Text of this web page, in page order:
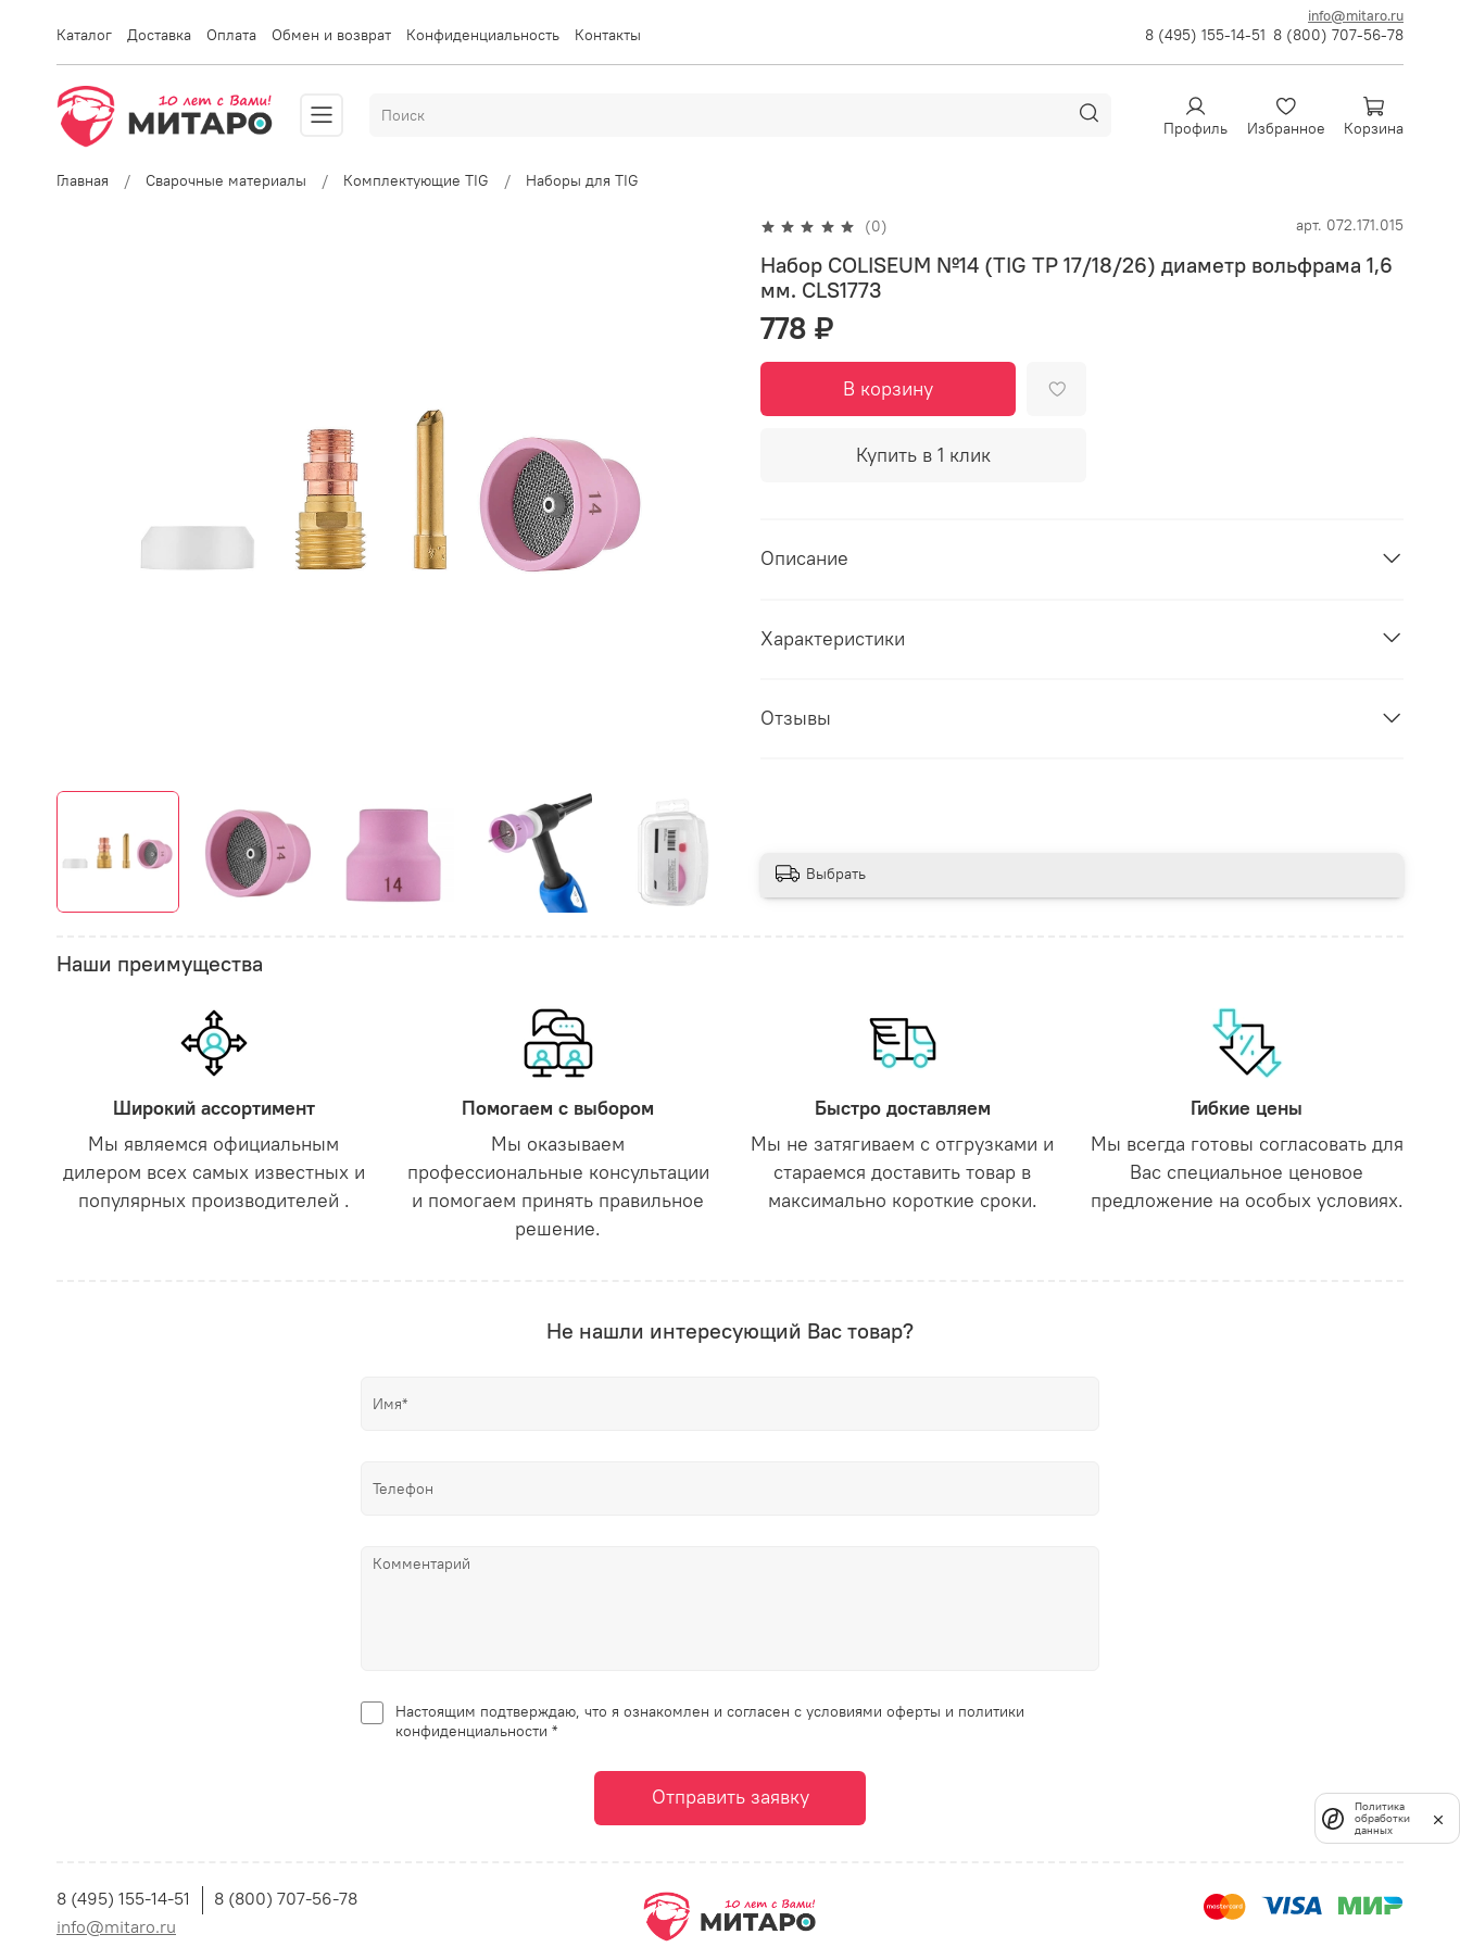
info@mitaro.ru
Каталог Доставка Оплата Обмен и возврат Конфиденциальность Контакты 8 (495) 155-14-51 8 (800) 707-56-78
Профиль Избранное Корзина
Главная Сварочные материалы Комплектующие TIG Наборы для TIG
(0) арт. 072.171.015
Набор COLISEUM №14 (TIG TP 17/18/26) диаметр вольфрама 1,6
мм. CLS1773
778 ₽
В корзину
Купить в 1 клик
Описание
Характеристики
Отзывы
Выбрать
Наши преимущества
Широкий ассортимент
Мы являемся официальным
дилером всех самых известных и
популярных производителей .
Помогаем с выбором
Мы оказываем
профессиональные консультации
и помогаем принять правильное
решение.
Быстро доставляем
Мы не затягиваем с отгрузками и
стараемся доставить товар в
максимально короткие сроки.
Гибкие цены
Мы всегда готовы согласовать для
Вас специальное ценовое
предложение на особых условиях.
Не нашли интересующий Вас товар?
Настоящим подтверждаю, что я ознакомлен и согласен с условиями оферты и политики
конфиденциальности *
Отправить заявку
8 (495) 155-14-51
8 (800) 707-56-78
info@mitaro.ru
Политика
обработки
данных